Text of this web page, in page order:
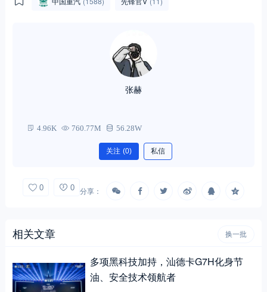
张赫
4.96K 760.77M 56.28W
关注 (0) 私信
0 0 分享：
相关文章 换一批
多项黑科技加持，汕德卡G7H化身节
油、安全技术领航者